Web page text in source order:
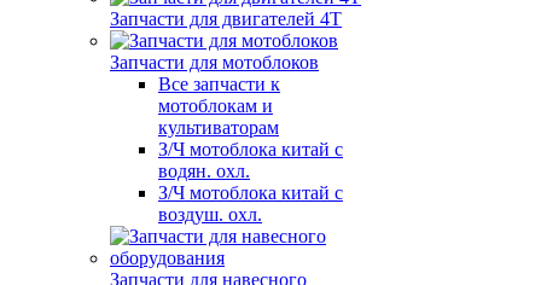
Запчасти для двигателей 4Т
Запчасти для мотоблоков
Все запчасти к
мотоблокам и
культиваторам
З/Ч мотоблока китай с
водян. охл.
З/Ч мотоблока китай с
воздуш. охл.
Запчасти для навесного